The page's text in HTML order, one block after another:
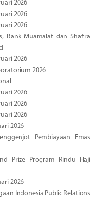
2026
2026
2026
Bank Muamalat dan Shafira
2026
2026
2026
2026
2026
2026
Pembiayaan Emas
Prize Program Rindu Haji
2026
Indonesia Public Relations